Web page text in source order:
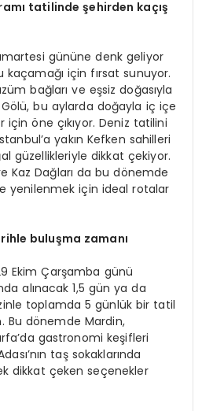
tatilinde şehirden kaçış
gününe denk geliyor
için fırsat sunuyor.
bağları ve eşsiz doğasıyla
bu aylarda doğayla iç içe
öne çıkıyor. Deniz tatilini
yakın Kefken sahilleri
güzellikleriyle dikkat çekiyor.
Kaz Dağları da bu dönemde
yenilenmek için ideal rotalar
buluşma zamanı
Ekim Çarşamba günü
alınacak 1,5 gün ya da
toplamda 5 günlük bir tatil
Bu dönemde Mardin,
gastronomi keşifleri
taş sokaklarında
dikkat çeken seçenekler